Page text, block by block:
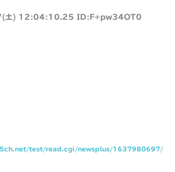
) 12:04:10.25 ID:F+pw34OT0
test/read.cgi/newsplus/1637980697/